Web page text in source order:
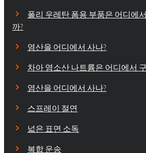
폴리 우레탄 폼용 부품은 어디에
까?
염산을 어디에서 사나?
차아 염소산 나트륨은 어디에서
염산을 어디에서 사나?
스프레이 절연
넓은 표면 소독
복합 운송